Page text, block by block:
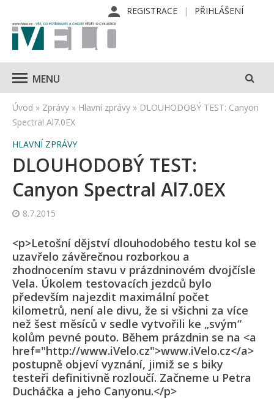
REGISTRACE PŘIHLÁŠENÍ
MENU
Úvod » Zprávy » Hlavní zprávy » DLOUHODOBÝ TEST: Canyon
Spectral Al7.0EX
HLAVNÍ ZPRÁVY
DLOUHODOBÝ TEST:
Canyon Spectral Al7.0EX
8.7.2015
<p>Letošní dějství dlouhodobého testu kol se
uzavřelo závěrečnou rozborkou a
zhodnocením stavu v prázdninovém dvojčísle
Vela. Úkolem testovacích jezdců bylo
především najezdit maximální počet
kilometrů, není ale divu, že si všichni za více
než šest měsíců v sedle vytvořili ke „svým“
kolům pevné pouto. Během prázdnin se na <a
href="http://www.iVelo.cz">www.iVelo.cz</a>
postupně objeví vyznání, jimiž se s biky
testeři definitivně rozloučí. Začneme u Petra
Ducháčka a jeho Canyonu.</p>